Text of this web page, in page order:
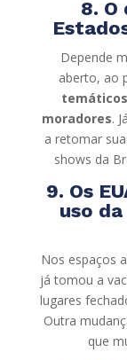
8. O
Depende
aberto, ao
moradores.
a retomar
shows da
9. Os
uso
Nos espaços
já tomou a
lugares
Outra
que